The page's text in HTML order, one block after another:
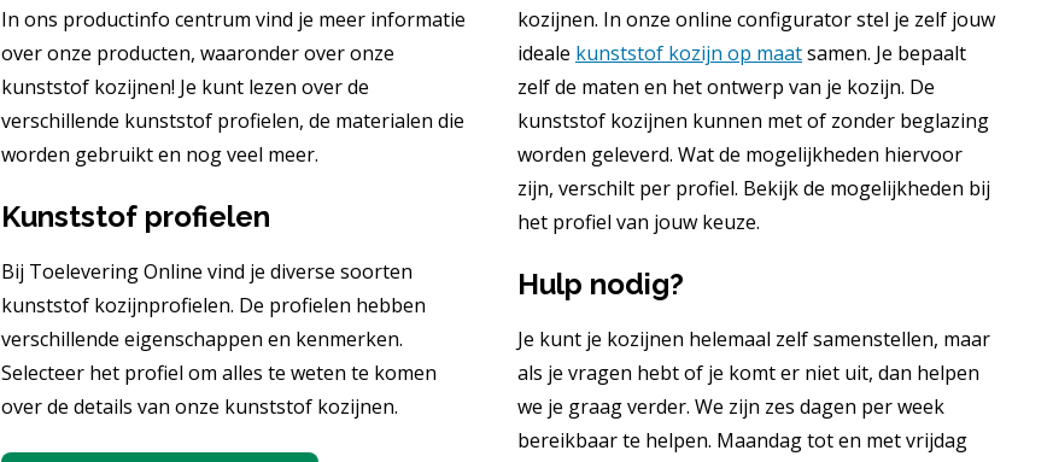
In ons productinfo centrum vind je meer informatie
over onze producten, waaronder over onze
kunststof kozijnen! Je kunt lezen over de
verschillende kunststof profielen, de materialen die
worden gebruikt en nog veel meer.
Kunststof profielen
Bij Toelevering Online vind je diverse soorten
kunststof kozijnprofielen. De profielen hebben
verschillende eigenschappen en kenmerken.
Selecteer het profiel om alles te weten te komen
over de details van onze kunststof kozijnen.
kozijnen. In onze online configurator stel je zelf jouw
ideale kunststof kozijn op maatsamen. Je bepaalt
zelf de maten en het ontwerp van je kozijn. De
kunststof kozijnen kunnen met of zonder beglazing
worden geleverd. Wat de mogelijkheden hiervoor
zijn, verschilt per profiel. Bekijk de mogelijkheden bij
het profiel van jouw keuze.
Hulp nodig?
Je kunt je kozijnen helemaal zelf samenstellen, maar
als je vragen hebt of je komt er niet uit, dan helpen
we je graag verder. We zijn zes dagen per week
bereikbaar te helpen. Maandag tot en met vrijdag